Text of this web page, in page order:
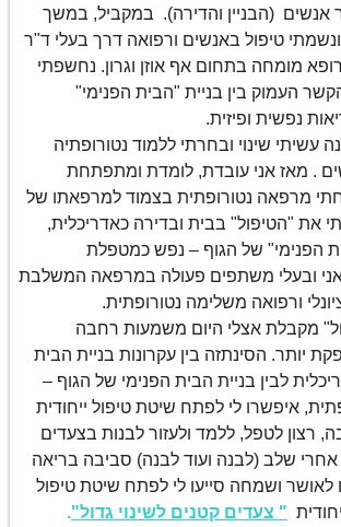
אנשים (הבניין והדירה). במקביל, במשך
טיפול באנשים ורפואה דרך בעלי ד"ר
רופא מומחה בתחום אף אוזן וגרון. נחשפתי
העמוק בין בניית "הבית הפנימי"
נפשית ופיזית.
כ-15 שנה עשיתי שינוי ובחרתי ללמוד נטורופתיה
. מאז אני עובדת, לומדת ומתפתחת
מרפאה נטורופתית בצמוד למרפאתו של
את "הטיפול" בבית ובדירה כאדריכלית,
הפנימי" של הגוף – נפש כמטפלת
אני ובעלי משתפים פעולה במרפאה המשלבת
ורפואה משלימה נטורופתית.
מקבלת אצלי היום משמעות רחבה
יותר. הסינתזה בין עקרונות בניית הבית
לבין בניית הבית הפנימי של הגוף –
איפשרו לי לפתח שיטת טיפול ייחודית
רצון לטפל, ללמד ולעזור לבנות בצעדים
שלב (לבנה ועוד לבנה) סביבה בריאה
לאושר ושמחה סייעו לי לפתח שיטת טיפול
" צעדים קטנים לשינוי גדול".